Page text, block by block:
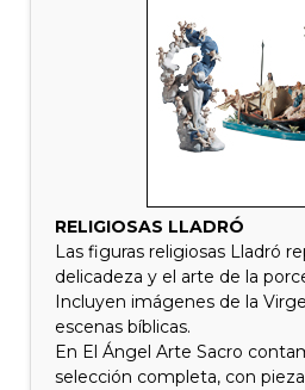
RELIGIOSAS LLADRÓ
Las figuras religiosas Lladró
delicadeza y el arte de la
Incluyen imágenes de la
escenas bíblicas.
En El Ángel Arte Sacro
selección completa, con